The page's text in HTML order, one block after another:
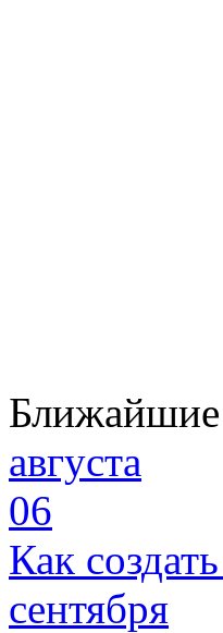
Ближайшие
августа
06
Как
сентября